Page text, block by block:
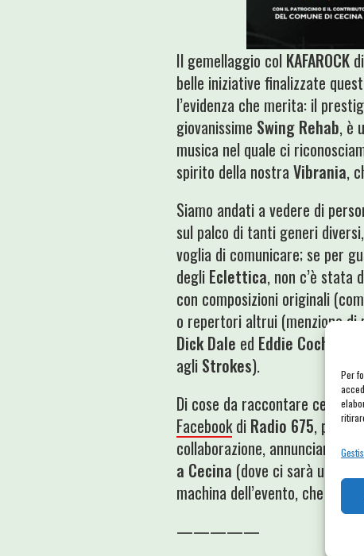
Per
Il gemellaggio col KAFAROCK
belle iniziative finalizzate
l’evidenza che merita: il
giovanissime Swing Rehab, è
musica nel quale ci
spirito della nostra Vibrania,
Siamo andati a vedere di
sul palco di tanti generi
voglia di comunicare; se per
degli Eclettica, non c’è stata
con composizioni originali
o repertori altrui (menzione
Dick Dale ed Eddie Cochran
agli Strokes).
Di cose da raccontare ce ne
Facebookdi Radio 675,
collaborazione, annunciare
a Cecina (dove ci sarà una
machina dell’evento, che è la
—————